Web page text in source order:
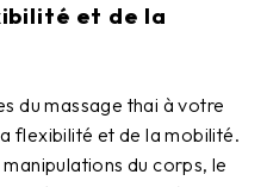
et de la
du massage thai à votre
flexibilité et de la mobilité.
du corps, le